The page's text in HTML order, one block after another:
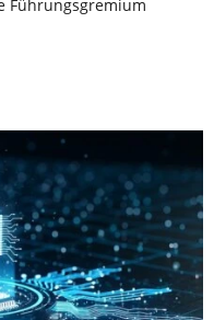
Führungsgremium